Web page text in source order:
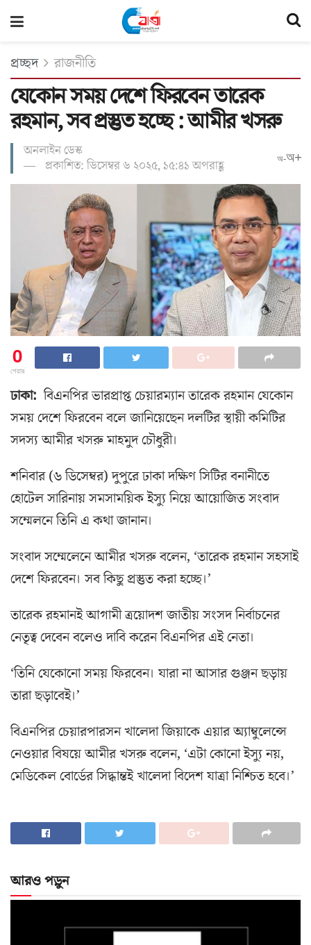
প্রচ্ছদ রাজনীতি
যেকোন সময় দেশে ফিরবেন তারেক
রহমান, সব প্রস্তুত হচ্ছে : আমীর খসরু
অনলাইন ডেস্ক
প্রকাশিত: ডিসেম্বর ৬ ২০২৫, ১৫:৪১ অপরাহ্ণ
অ-অ+
0
শেয়ার
ঢাকা: বিএনপির ভারপ্রাপ্ত চেয়ারম্যান তারেক রহমান যেকোন
সময় দেশে ফিরবেন বলে জানিয়েছেন দলটির স্থায়ী কমিটির
সদস্য আমীর খসরু মাহমুদ চৌধুরী।
শনিবার (৬ ডিসেম্বর) দুপুরে ঢাকা দক্ষিণ সিটির বনানীতে
হোটেল সারিনায় সমসাময়িক ইস্যু নিয়ে আয়োজিত সংবাদ
সম্মেলনে তিনি এ কথা জানান।
সংবাদ সম্মেলেনে আমীর খসরু বলেন, ‘তারেক রহমান সহসাই
দেশে ফিরবেন। সব কিছু প্রস্তুত করা হচ্ছে।’
তারেক রহমানই আগামী ত্রয়োদশ জাতীয় সংসদ নির্বাচনের
নেতৃত্ব দেবেন বলেও দাবি করেন বিএনপির এই নেতা।
‘তিনি যেকোনো সময় ফিরবেন। যারা না আসার গুঞ্জন ছড়ায়
তারা ছড়াবেই।’
বিএনপির চেয়ারপারসন খালেদা জিয়াকে এয়ার অ্যাম্বুলেন্সে
নেওয়ার বিষয়ে আমীর খসরু বলেন, ‘এটা কোনো ইস্যু নয়,
মেডিকেল বোর্ডের সিদ্ধান্তই খালেদা বিদেশ যাত্রা নিশ্চিত হবে।’
আরও পড়ুন